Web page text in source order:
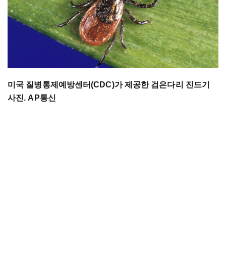
미국 질병통제예방센터(CDC)가 제공한 검은다리 진드기
사진. AP통신